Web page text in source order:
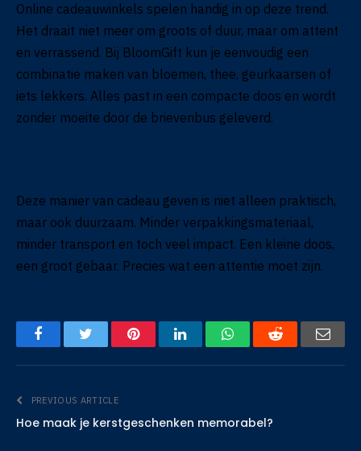
Online cadeauwinkels spelen handig in op deze trend.
Het draait niet meer om groots of duur, maar om attent
en verrassend. Bij BloomGift kun je eenvoudig een
combinatie maken van bloemen, thee, geurkaarsen of
iets lekkers. Alles past in een compacte doos en wordt
zonder moeite door de brievenbus geleverd.
Deze manier van cadeau geven is niet alleen praktisch,
maar ook duurzaam. Minder verpakkingsmateriaal,
minder transport en toch veel impact. Een kleine doos,
een groot gebaar. Precies wat een attentie moet zijn.
FacebookTwitter PinterestLinkedInWhatsAppReddit
PREVIOUS ARTICLE
Hoe maak je kerstgeschenken memorabel?